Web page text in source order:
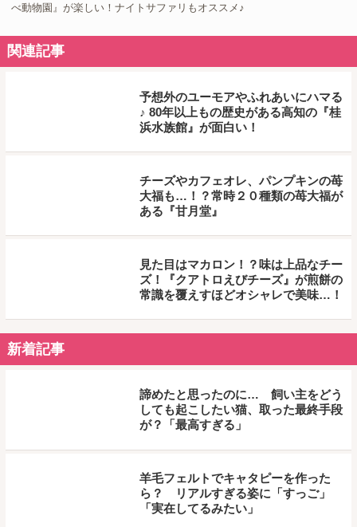
べ動物園』が楽しい！ナイトサファリもオススメ♪
関連記事
予想外のユーモアやふれあいにハマる
♪ 80年以上もの歴史がある高知の『桂
浜水族館』が面白い！
チーズやカフェオレ、パンプキンの苺
大福も…！？常時２０種類の苺大福が
ある『甘月堂』
見た目はマカロン！？味は上品なチー
ズ！『クアトロえびチーズ』が煎餅の
常識を覆えすほどオシャレで美味…！
新着記事
諦めたと思ったのに… 飼い主をどう
しても起こしたい猫、取った最終手段
が？「最高すぎる」
羊毛フェルトでキャタピーを作った
ら？ リアルすぎる姿に「すっご」
「実在してるみたい」